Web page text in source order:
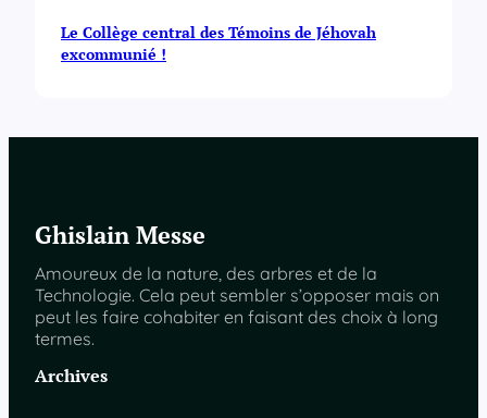
Le Collège central des Témoins de Jéhovah
excommunié !
Ghislain Messe
Amoureux de la nature, des arbres et de la
Technologie. Cela peut sembler s’opposer mais on
peut les faire cohabiter en faisant des choix à long
termes.
Archives